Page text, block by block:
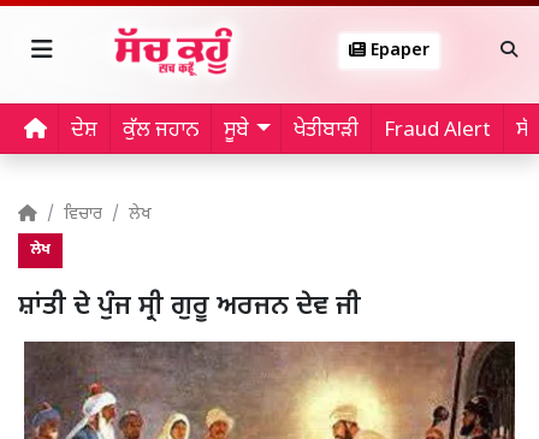
Epaper
ਦੇਸ਼ ਕੁੱਲ ਜਹਾਨ ਸੂਬੇ ਖੇਤੀਬਾੜੀ Fraud Alert
ਵਿਚਾਰ ਲੇਖ
ਲੇਖ
ਸ਼ਾਂਤੀ ਦੇ ਪੁੰਜ ਸ੍ਰੀ ਗੁਰੂ ਅਰਜਨ ਦੇਵ ਜੀ